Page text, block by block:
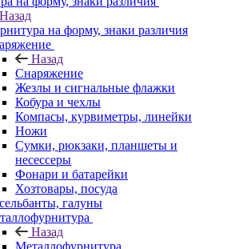
Назад
на форму, знаки различия
Назад
Снаряжение
Жезлы и сигнальные флажки
Кобура и чехлы
Компасы, курвиметры, линейки
Ножи
Сумки, рюкзаки, планшеты и
несессеры
Фонари и батарейки
Хозтовары, посуда
галуны
Назад
Металлофурнитура